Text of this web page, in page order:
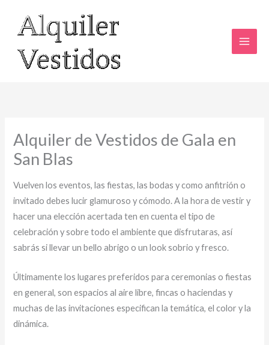
contenido
Alquiler de Vestidos de Gala en
San Blas
Vuelven los eventos, las fiestas, las bodas y como anfitrión o
invitado debes lucir glamuroso y cómodo. A la hora de vestir y
hacer una elección acertada ten en cuenta el tipo de
celebración y sobre todo el ambiente que disfrutaras, así
sabrás si llevar un bello abrigo o un look sobrio y fresco.
Últimamente los lugares preferidos para ceremonias o fiestas
en general, son espacios al aire libre, fincas o haciendas y
muchas de las invitaciones especifican la temática, el color y la
dinámica.